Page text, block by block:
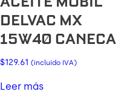
DELVAC MX
15W40 CANECA
$129.61 (incluido IVA)
Leer más